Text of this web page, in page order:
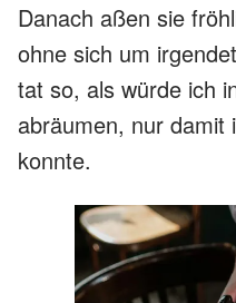
Danach aßen sie
ohne sich um
tat so, als würde ich
abräumen, nur damit
konnte.